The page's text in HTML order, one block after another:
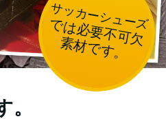
サッカーシューズ
では必要不可欠
素材です。